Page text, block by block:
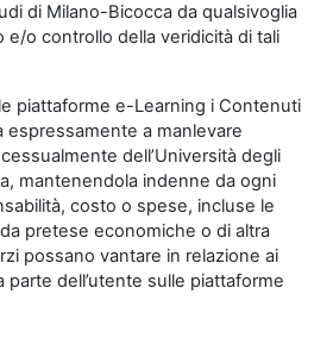
di Milano-Bicocca da qualsivoglia
o controllo della veridicità di tali
piattaforme e-Learning i Contenuti
espressamente a manlevare
dell’Università degli
mantenendola indenne da ogni
costo o spese, incluse le
pretese economiche o di altra
possano vantare in relazione ai
dell’utente sulle piattaforme